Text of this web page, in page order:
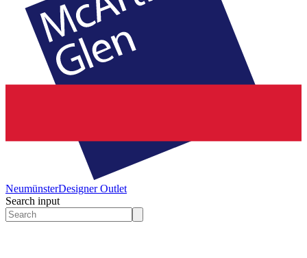
NeumünsterDesigner Outlet
Search input